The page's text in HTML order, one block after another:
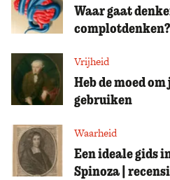
Waar gaat
complotdenken?
Vrijheid
Heb de moed
gebruiken
Waarheid
Een ideale gids
Spinoza |